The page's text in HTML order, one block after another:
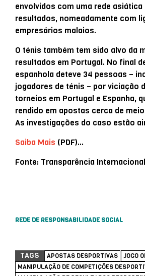
envolvidos com uma rede asiática
resultados, nomeadamente com
empresários malaios.
O ténis também tem sido alvo da
resultados em Portugal. No final
espanhola deteve 34 pessoas –
jogadores de ténis – por viciação
torneios em Portugal e Espanha,
rendido em apostas cerca de
As investigações do caso estão
Saiba Mais (PDF)…
Fonte: Transparência
REDE DE RESPONSABILIDADE SOCIAL
TAGS APOSTAS DESPORTIVAS
JOGO
MANIPULAÇÃO DE COMPETIÇÕES